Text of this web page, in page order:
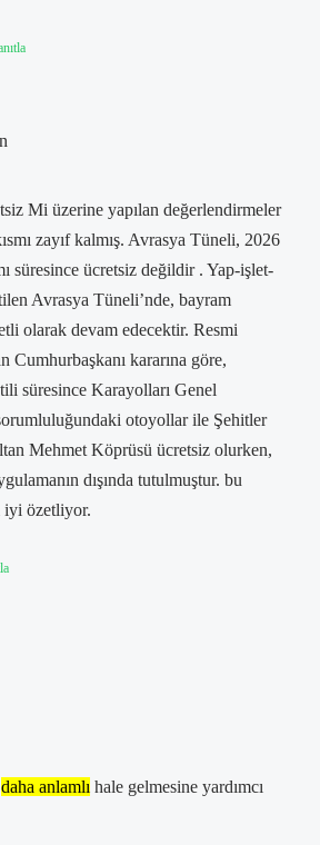
Mi üzerine yapılan değerlendirmeler
zayıf kalmış. Avrasya Tüneli, 2026
süresince ücretsiz değildir . Yap-işlet-
Avrasya Tüneli’nde, bayram
olarak devam edecektir. Resmi
Cumhurbaşkanı kararına göre,
süresince Karayolları Genel
otoyollar ile Şehitler
Mehmet Köprüsü ücretsiz olurken,
dışında tutulmuştur. bu
iyi özetliyor.
daha anlamlı hale gelmesine yardımcı